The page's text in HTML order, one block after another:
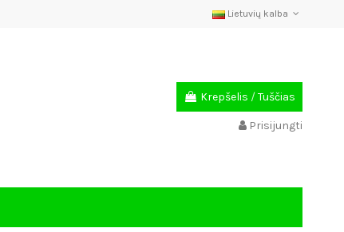
Lietuvių kalba
Krepšelis /Tuščias
Prisijungti